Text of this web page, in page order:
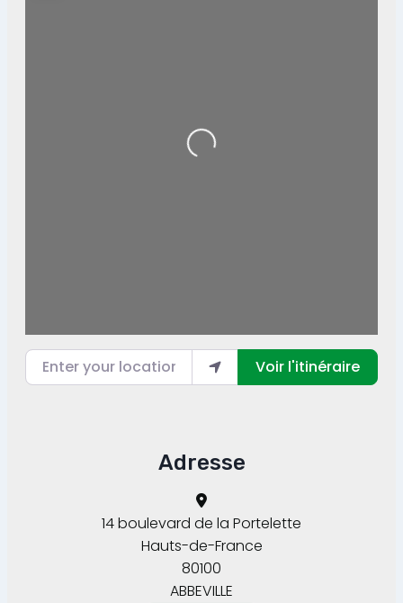
Loading...
Enter your location
Voir l'itinéraire
Adresse
14 boulevard de la Portelette
ABBEVILLE
Hauts-de-France
80100